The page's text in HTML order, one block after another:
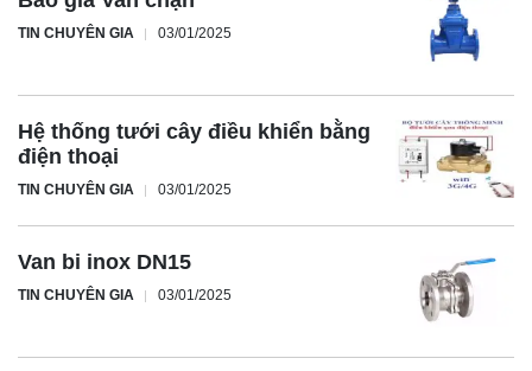
TIN CHUYÊN GIA 03/01/2025
Hệ thống tưới cây điều khiển bằng
điện thoại
TIN CHUYÊN GIA 03/01/2025
Van bi inox DN15
TIN CHUYÊN GIA 03/01/2025